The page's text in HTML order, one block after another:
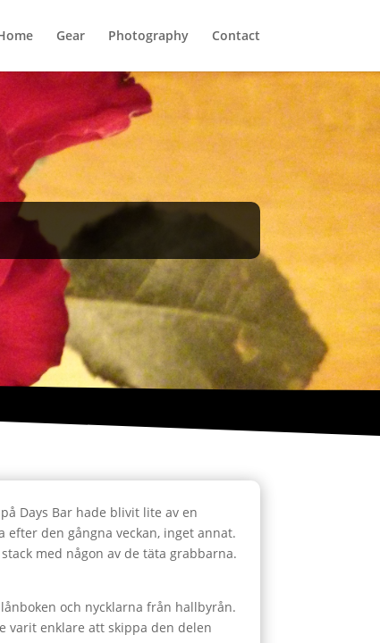
Gear Photography Contact
Days Bar hade blivit lite av en
den gångna veckan, inget annat.
med någon av de täta grabbarna.
och nycklarna från hallbyrån.
varit enklare att skippa den delen